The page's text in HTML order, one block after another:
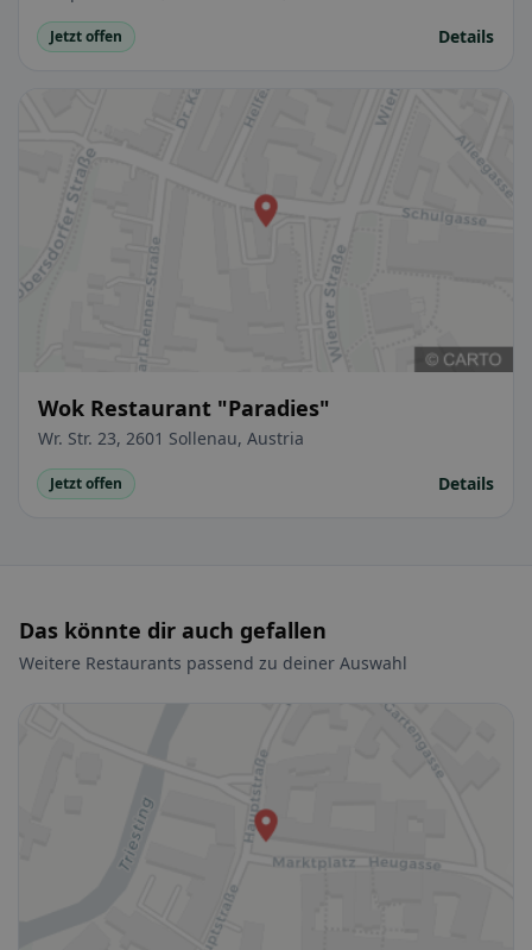
Jetzt offen Details
Wok Restaurant "Paradies"
Wr. Str. 23, 2601 Sollenau, Austria
Jetzt offen Details
Das könnte dir auch gefallen
Weitere Restaurants passend zu deiner Auswahl